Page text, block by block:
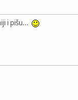
i pišu...